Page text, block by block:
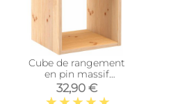
Cube de rangement
en pin massif
Dinamic (Simple)
32,90 €